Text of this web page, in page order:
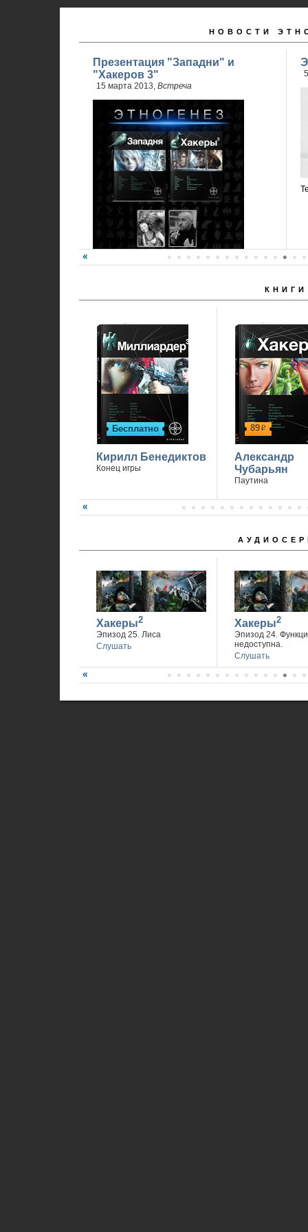
НОВОСТИ
Презентация "Западни" и
"Хакеров 3"
15 марта 2013, Встреча
КНИГИ
Бесплатно
Кирилл Бенедиктов
Конец игры
89р
Александр
Чубарьян
Паутина
Хакеры2
Эпизод 25. Лиса
Слушать
Хакеры2
Эпизод 24.
недоступна.
Слушать